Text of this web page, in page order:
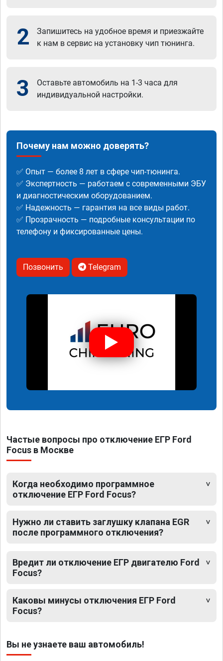
2
Запишитесь на удобное время и приезжайте
к нам в сервис на установку чип тюнинга.
3
Оставьте автомобиль на 1-3 часа для
индивидуальной настройки.
Почему нам можно доверять?
✅ Опыт — более 8 лет в сфере чип-тюнинга.
✅ Экспертность — работаем с современными ЭБУ
и диагностическим оборудованием.
✅ Надежность — гарантия на все виды работ.
✅ Прозрачность — подробные консультации по
телефону и фиксированные цены.
Позвонить Telegram
Частые вопросы про отключение ЕГР Ford
Focus в Москве
Когда необходимо программное
отключение ЕГР Ford Focus?
Нужно ли ставить заглушку клапана EGR
после программного отключения?
Вредит ли отключение ЕГР двигателю Ford
Focus?
Каковы минусы отключения ЕГР Ford
Focus?
Вы не узнаете ваш автомобиль!